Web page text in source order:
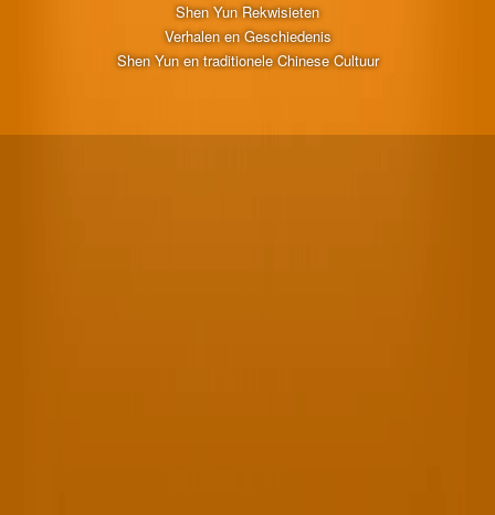
Shen Yun Rekwisieten
Verhalen en Geschiedenis
Shen Yun en traditionele Chinese Cultuur